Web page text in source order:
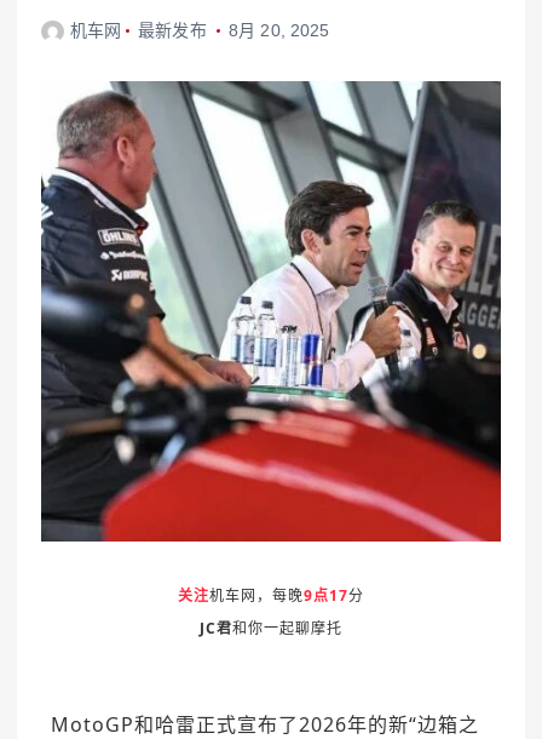
机车网 最新发布 8月 20, 2025
关注机车网，每晚9点17分
JC君和你一起聊摩托
MotoGP和哈雷正式宣布了2026年的新“边箱之